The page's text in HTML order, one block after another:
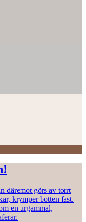
däremot görs av torrt
krymper botten fast.
en urgammal,